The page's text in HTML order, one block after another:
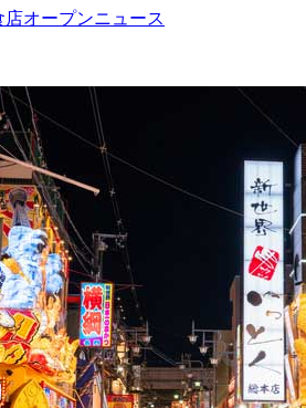
オープンニュース